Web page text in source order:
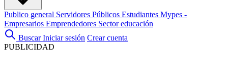
Publico general Servidores Públicos Estudiantes Mypes -
Empresarios Emprendedores Sector educación
Buscar Iniciar sesión Crear cuenta
PUBLICIDAD